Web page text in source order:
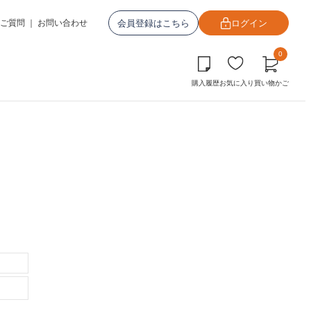
質問 お問い合わせ 会員登録はこちら ログイン
購入履歴お気に入り
0
買い物かご